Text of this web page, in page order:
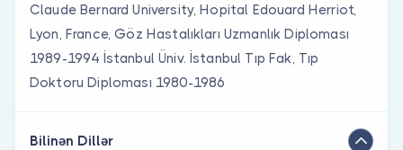
Claude Bernard University, Hopital Edouard Herriot,
Lyon, France, Göz Hastalıkları Uzmanlık Diploması
1989-1994 İstanbul Üniv. İstanbul Tıp Fak, Tıp
Doktoru Diploması 1980-1986
Bilinən Dillər